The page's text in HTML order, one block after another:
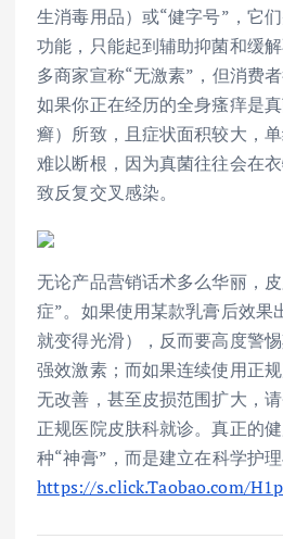
生消毒用品）或“健字号”，它
功能，只能起到辅助抑菌和缓
多商家宣称“无激素”，但消费
如果你正在经历的全身瘙痒是
癣）所致，且症状面积较大，
难以断根，因为真菌往往会在
致反复交叉感染。
无论产品营销话术多么华丽，
症”。如果使用某款乳膏后效果
就变得光滑），反而要高度警
强效激素；而如果连续使用正
无改善，甚至皮损范围扩大，
正规医院皮肤科就诊。真正的
种“神膏”，而是建立在科学护理
https://s.click.Taobao.com/